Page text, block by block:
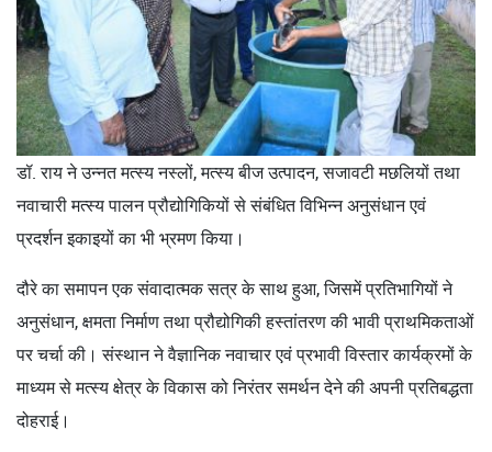
डॉ. राय ने उन्नत मत्स्य नस्लों, मत्स्य बीज उत्पादन, सजावटी मछलियों तथा
नवाचारी मत्स्य पालन प्रौद्योगिकियों से संबंधित विभिन्न अनुसंधान एवं
प्रदर्शन इकाइयों का भी भ्रमण किया।
दौरे का समापन एक संवादात्मक सत्र के साथ हुआ, जिसमें प्रतिभागियों ने
अनुसंधान, क्षमता निर्माण तथा प्रौद्योगिकी हस्तांतरण की भावी प्राथमिकताओं
पर चर्चा की। संस्थान ने वैज्ञानिक नवाचार एवं प्रभावी विस्तार कार्यक्रमों के
माध्यम से मत्स्य क्षेत्र के विकास को निरंतर समर्थन देने की अपनी प्रतिबद्धता
दोहराई।